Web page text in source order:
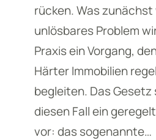
rücken. Was zunächst
unlösbares Problem
Praxis ein Vorgang,
Härter Immobilien
begleiten. Das
diesen Fall ein
vor: das sogenannte…